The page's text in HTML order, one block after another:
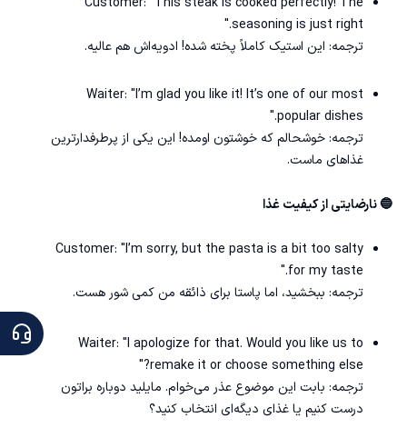
seasoning is just right."
ترجمه: این استیک کاملاً پخته شده! ادویه‌اش هم عالیه.
Waiter: "I’m glad you like it! It’s one of our most
popular dishes."
ترجمه: خوشحالم که خوشتون اومده! این یکی از پرطرفدارترین
غذاهای ماست.
🔵 نارضایتی از کیفیت غذا
Customer: "I’m sorry, but the pasta is a bit too salty
for my taste."
ترجمه: ببخشید، اما پاستا برای ذائقه من کمی شور هست.
Waiter: "I apologize for that. Would you like us to
remake it or choose something else?"
ترجمه: بابت این موضوع عذر می‌خوام. مایلید دوباره براتون
درست کنیم یا غذای دیگه‌ای انتخاب کنید؟